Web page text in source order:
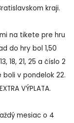
kraji.
na tikete pre hru
do hry bol 1,50
18, 21, 25 a číslo 2
v pondelok 22.
VÝPLATA.
mesiac o 4